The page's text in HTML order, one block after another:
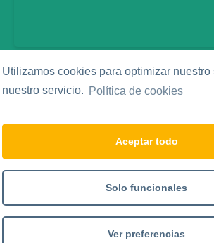
Utilizamos cookies para optimizar nuestro
nuestro servicio. Política de cookies
Aceptar todo
Solo funcionales
Ver preferencias
Legal
Política de Privacidad
Social Media